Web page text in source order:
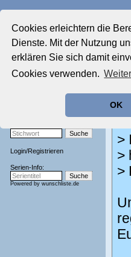
Cookies erleichtern die
Dienste. Mit der Nutzung
erklären Sie sich damit
Cookies verwenden.
OK
Aktuelles Forum
Nostalgieecke
Der Werbeblock
Login/Registrieren
Serien-Info:
Powered by wunschliste.de
>
>
>